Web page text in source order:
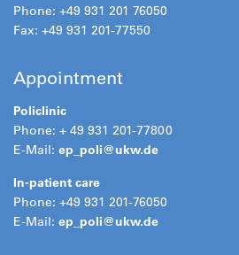
Phone: +49 931 201 76050
Fax: +49 931 201-77550
Appointment
Policlinic
Phone: + 49 931 201-77800
E-Mail: ep_poli@ukw.de
In-patient care
Phone: +49 931 201-76050
E-Mail: ep_poli@ukw.de